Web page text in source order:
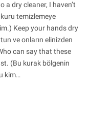
a dry cleaner, I haven’t
temizlemeye
Keep your hands dry
ve onların elinizden
can say that these
(Bu kurak bölgenin
kim…